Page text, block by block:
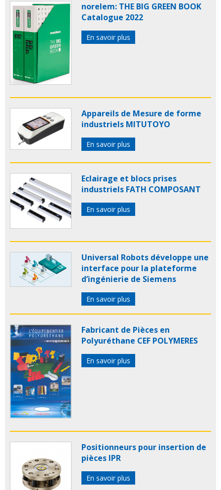
norelem: THE BIG GREEN BOOK
Catalogue 2022
En savoir plus
Appareils de Mesure de forme
industriels MITUTOYO
En savoir plus
Eclairage et blocs prises
industriels FATH COMPOSANT
En savoir plus
Universal Robots développe une
interface pour la plateforme
d’ingénierie de Siemens
En savoir plus
Fabricant de Pièces en
Polyuréthane CEF POLYMERES
En savoir plus
Positionneurs pour insertion de
pièces IPR
En savoir plus